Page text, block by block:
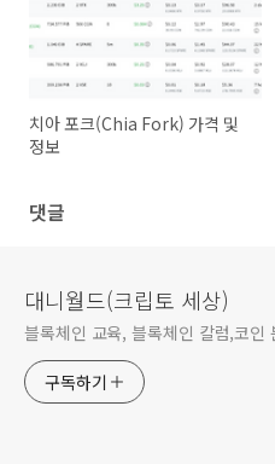
치아 포크(Chia Fork) 가격 및
정보
댓글
대니월드(크립토 세상)
블록체인 교육, 블록체인 칼럼,코인
구독하기